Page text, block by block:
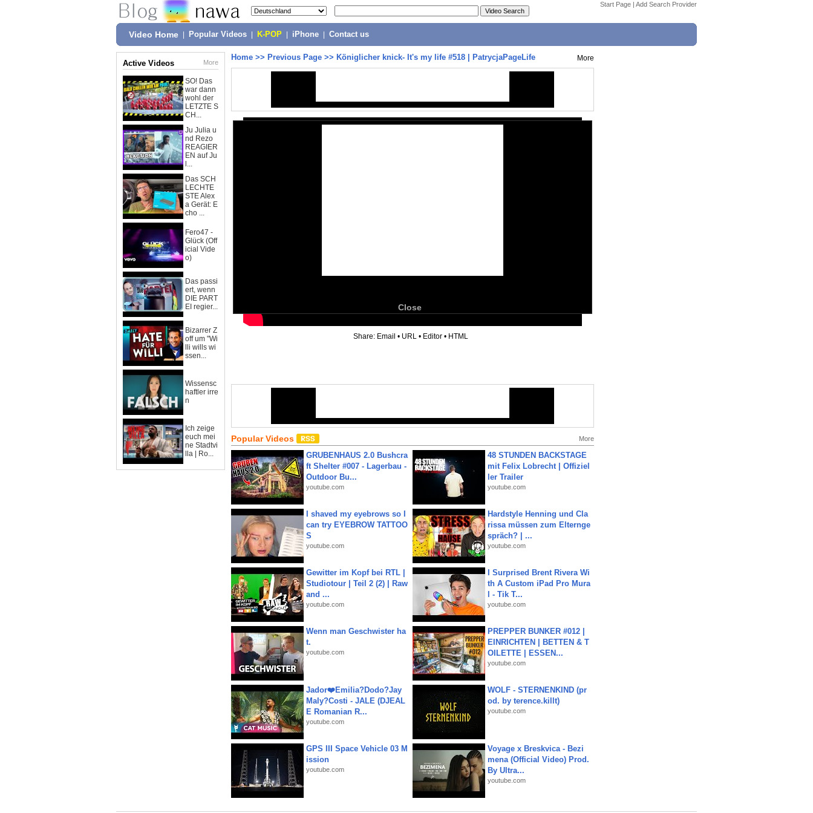
Start Page | Add Search Provider
Video Home Popular Videos K-POP iPhone Contact us
Active Videos More
SO! Das
war dann
wohl der
LETZTE S
CH...
Ju Julia u
nd Rezo
REAGIER
EN auf Ju
l...
Das SCH
LECHTE
STE Alex
a Gerät: E
cho ...
Fero47 -
Glück (Off
icial Vide
o)
Das passi
ert, wenn
DIE PART
EI regier...
Bizarrer Z
off um "Wi
lli wills wi
ssen...
Wissensc
haftler irre
n
Ich zeige
euch mei
ne Stadtvi
lla | Ro...
Home >> Previous Page >> Königlicher knick- It's my life #518 | PatrycjaPageLife More
Close
Share: Email • URL • Editor • HTML
Popular Videos More
GRUBENHAUS 2.0 Bushcra
ft Shelter #007 - Lagerbau -
Outdoor Bu...
youtube.com
48 STUNDEN BACKSTAGE
mit Felix Lobrecht | Offiziel
ler Trailer
youtube.com
I shaved my eyebrows so I
can try EYEBROW TATTOO
S
youtube.com
Hardstyle Henning und Cla
rissa müssen zum Elternge
spräch? | ...
youtube.com
Gewitter im Kopf bei RTL |
Studiotour | Teil 2 (2) | Raw
and ...
youtube.com
I Surprised Brent Rivera Wi
th A Custom iPad Pro Mura
l - Tik T...
youtube.com
Wenn man Geschwister ha
t.
youtube.com
PREPPER BUNKER #012 |
EINRICHTEN | BETTEN & T
OILETTE | ESSEN...
youtube.com
Jador❤️Emilia?Dodo?Jay
Maly?Costi - JALE (DJEAL
E Romanian R...
youtube.com
WOLF - STERNENKIND (pr
od. by terence.killt)
youtube.com
GPS III Space Vehicle 03 M
ission
youtube.com
Voyage x Breskvica - Bezi
mena (Official Video) Prod.
By Ultra...
youtube.com